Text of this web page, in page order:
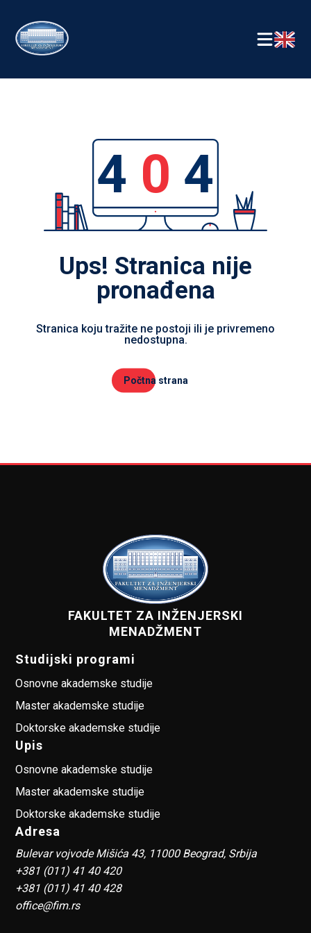
4 0 4
Ups! Stranica nije
pronađena
Stranica koju tražite ne postoji ili je privremeno
nedostupna.
Počtna strana
FAKULTET ZA INŽENJERSKI
MENADŽMENT
Studijski programi
Osnovne akademske studije
Master akademske studije
Doktorske akademske studije
Upis
Osnovne akademske studije
Master akademske studije
Doktorske akademske studije
Adresa
Bulevar vojvode Mišića 43, 11000 Beograd, Srbija
+381 (011) 41 40 420
+381 (011) 41 40 428
office@fim.rs